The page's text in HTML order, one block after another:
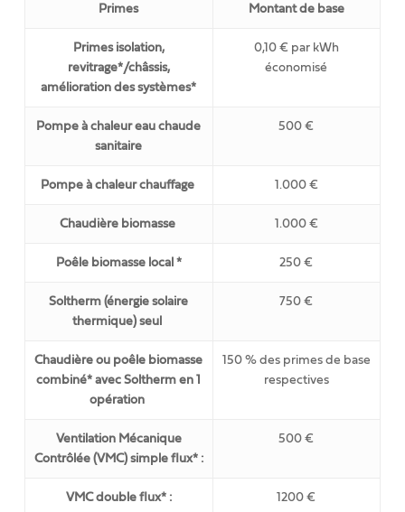
Primes Montant de base
Primes isolation,
revitrage*/châssis,
amélioration des systèmes*
0,10 € par kWh
économisé
Pompe à chaleur eau chaude
sanitaire
500 €
Pompe à chaleur chauffage 1.000 €
Chaudière biomasse 1.000 €
Poêle biomasse local * 250 €
Soltherm (énergie solaire
thermique) seul
750 €
Chaudière ou poêle biomasse
combiné* avec Soltherm en 1
opération
150 % des primes de base
respectives
Ventilation Mécanique
Contrôlée (VMC) simple flux* :
500 €
VMC double flux* : 1200 €